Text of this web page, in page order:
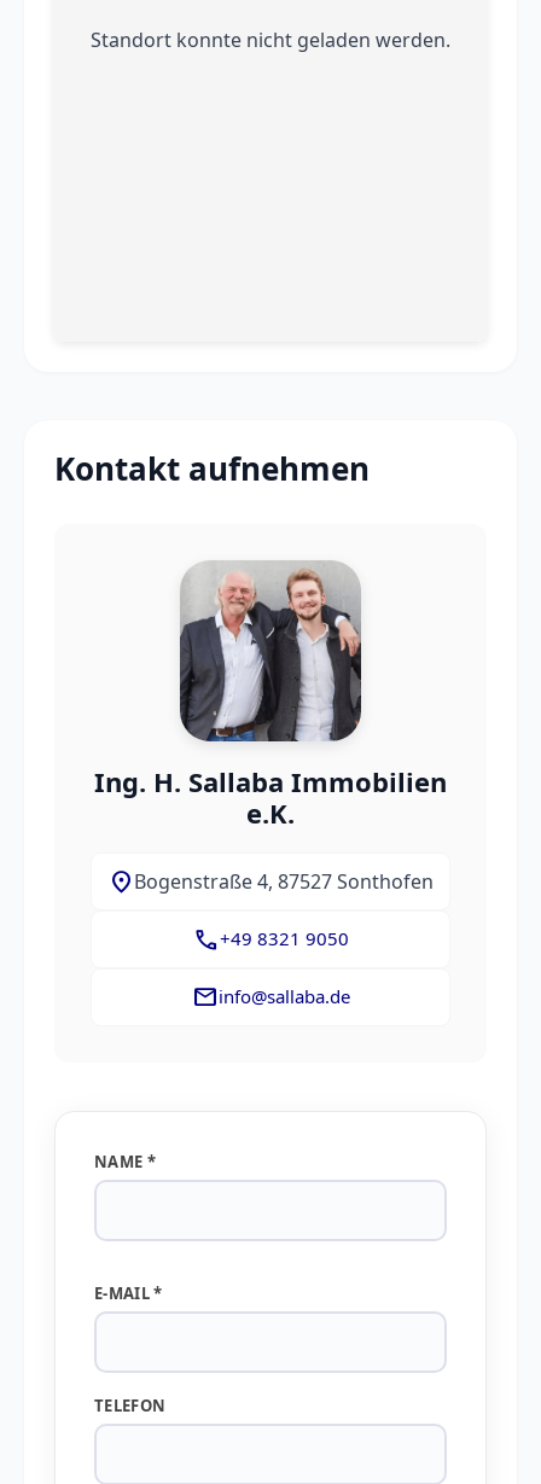
Standort konnte nicht geladen werden.
Kontakt aufnehmen
Ing. H. Sallaba Immobilien
e.K.
location_onBogenstraße 4, 87527 Sonthofen
call+49 8321 9050
mailinfo@sallaba.de
NAME *
E-MAIL *
TELEFON